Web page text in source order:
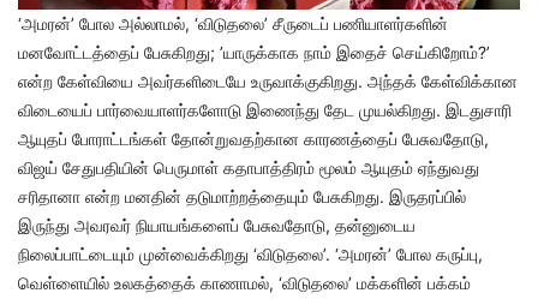
‘அமரன்’ போல அல்லாமல், ‘விடுதலை’ சீருடைப் பணியாளர்களின்
மனவோட்டத்தைப் பேசுகிறது; ’யாருக்காக நாம் இதைச் செய்கிறோம்?’
என்ற கேள்வியை அவர்களிடையே உருவாக்குகிறது. அந்தக் கேள்விக்கான
விடையைப் பார்வையாளர்களோடு இணைந்து தேட முயல்கிறது. இடதுசாரி
ஆயுதப் போராட்டங்கள் தோன்றுவதற்கான காரணத்தைப் பேசுவதோடு,
விஜய் சேதுபதியின் பெருமாள் கதாபாத்திரம் மூலம் ஆயுதம் ஏந்துவது
சரிதானா என்ற மனதின் தடுமாற்றத்தையும் பேசுகிறது. இருதரப்பில்
இருந்து அவரவர் நியாயங்களைப் பேசுவதோடு, தன்னுடைய
நிலைப்பாட்டையும் முன்வைக்கிறது ‘விடுதலை’. ‘அமரன்’ போல கருப்பு,
வெள்ளையில் உலகத்தைக் காணாமல், ‘விடுதலை’ மக்களின் பக்கம்